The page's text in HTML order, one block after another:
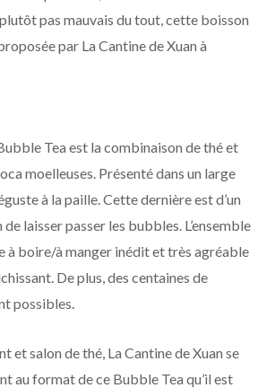
pas mauvais du tout, cette boisson
par La Cantine de Xuan à
Tea est la combinaison de thé et
moelleuses. Présenté dans un large
à la paille. Cette dernière est d’un
laisser passer les bubbles. L’ensemble
à boire/à manger inédit et très agréable
De plus, des centaines de
possibles.
et salon de thé, La Cantine de Xuan se
au format de ce Bubble Tea qu’il est